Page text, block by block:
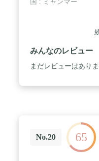
国 : ミャンマー
みんなのレビュー
まだレビューはあり
No.20 65